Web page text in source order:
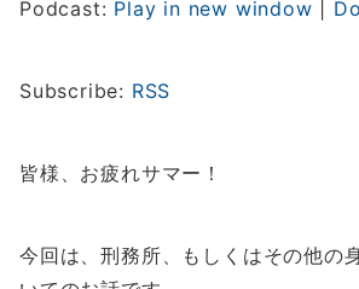
Podcast: Play in new window
Subscribe: RSS
皆様、お疲れサマー！
今回は、刑務所、もしくはその他の